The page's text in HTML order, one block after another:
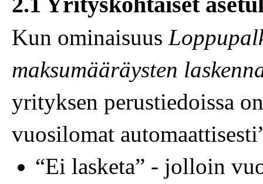
Kun ominaisuus
maksumääräysten
yrityksen perustiedoissa
vuosilomat
“Ei lasketa” - jolloin